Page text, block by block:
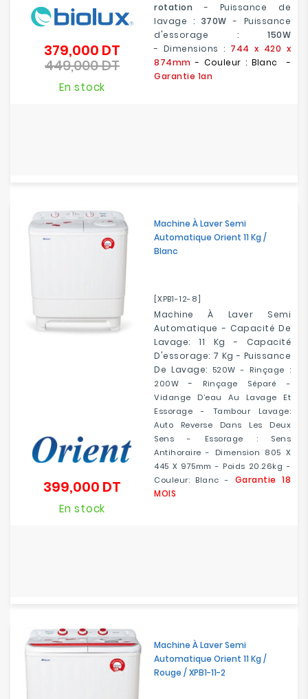
rotation - Puissance de
lavage : 370W - Puissance
d'essorage : 150W
- Dimensions : 744 x 420 x
874mm - Couleur : Blanc -
Garantie 1an
379,000 DT
449,000 DTPrix
En stock
Machine À Laver Semi
Automatique Orient 11 Kg /
Blanc
[XPB1-12-8]
Machine À Laver Semi
Automatique - Capacité De
Lavage: 11 Kg - Capacité
D'essorage: 7 Kg - Puissance
De Lavage: 520W - Rinçage :
200W- Rinçage Séparé -
Vidange D’eau Au Lavage Et
Essorage - Tambour Lavage:
Auto Reverse Dans Les Deux
Sens - Essorage : Sens
Antihoraire - Dimension 805 X
445 X 975mm - Poids 20.26kg -
Couleur: Blanc - Garantie 18
MOIS
399,000 DT
En stock
Machine À Laver Semi
Automatique Orient 11 Kg /
Rouge / XPB1-11-2